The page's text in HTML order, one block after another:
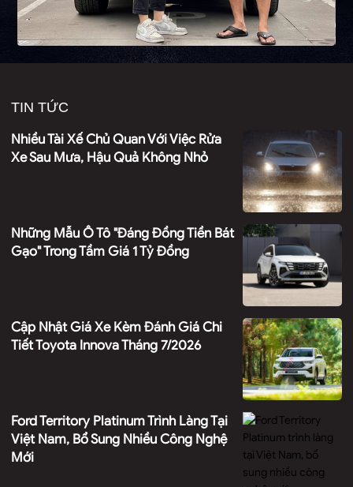
TIN TỨC
Nhiều Tài Xế Chủ Quan Với Việc Rửa
Xe Sau Mưa, Hậu Quả Không Nhỏ
Những Mẫu Ô Tô "đáng Đồng Tiền Bát
Gạo" Trong Tầm Giá 1 Tỷ Đồng
Cập Nhật Giá Xe Kèm Đánh Giá Chi
Tiết Toyota Innova Tháng 7/2026
Ford Territory Platinum Trình Làng Tại
Việt Nam, Bổ Sung Nhiều Công Nghệ
Mới